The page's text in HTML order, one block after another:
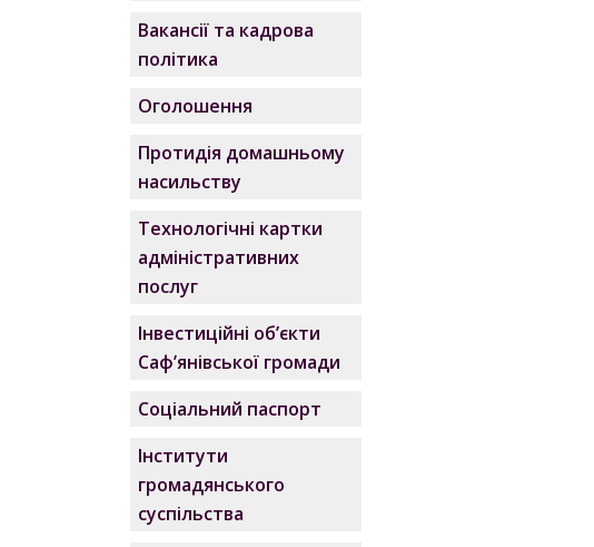
Вакансії та кадрова
політика
Оголошення
Протидія домашньому
насильству
Технологічні картки
адміністративних
послуг
Інвестиційні об’єкти
Саф’янівської громади
Соціальний паспорт
Інститути
громадянського
суспільства